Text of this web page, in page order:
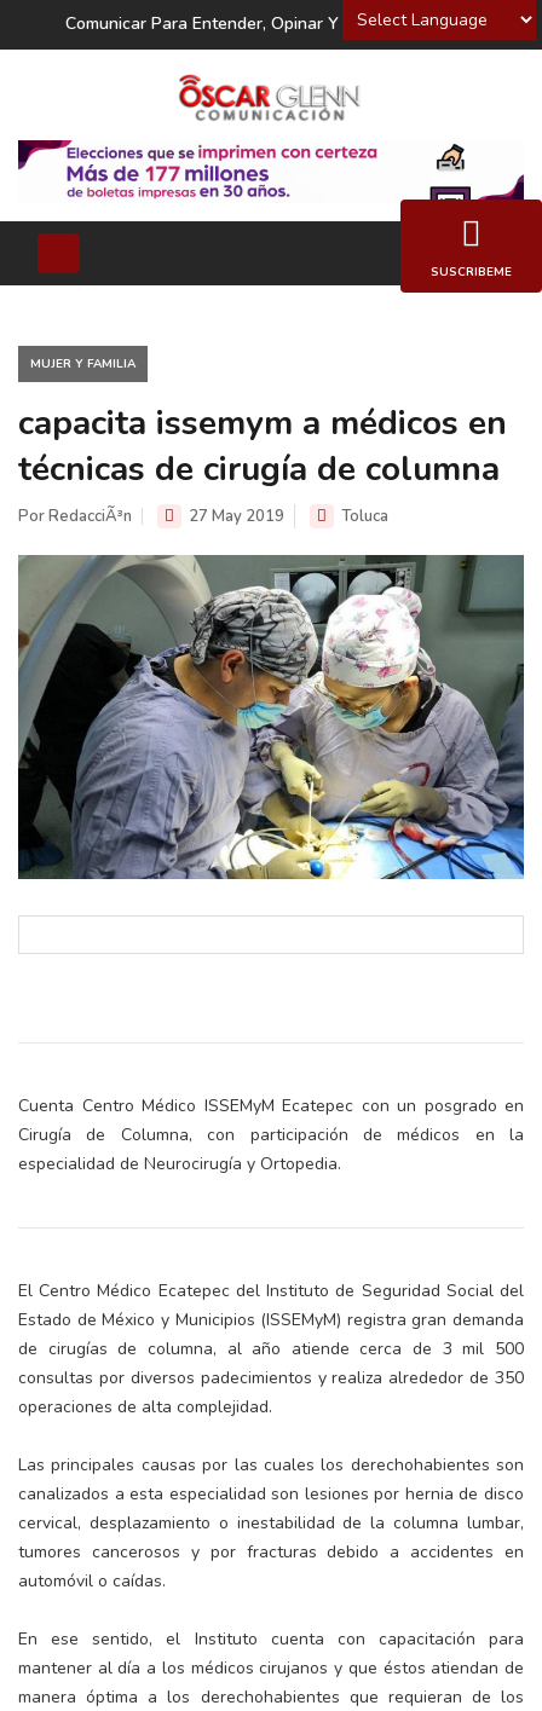
Powered by
Comunicar Para Entender, Opinar Y Decidir
MUJER Y FAMILIA
capacita issemym a médicos en
técnicas de cirugía de columna
Por RedacciÃ³n 27 May 2019 Toluca
Cuenta Centro Médico ISSEMyM Ecatepec con un posgrado en
Cirugía de Columna, con participación de médicos en la
especialidad de Neurocirugía y Ortopedia.
El Centro Médico Ecatepec del Instituto de Seguridad Social del
Estado de México y Municipios (ISSEMyM) registra gran demanda
de cirugías de columna, al año atiende cerca de 3 mil 500
consultas por diversos padecimientos y realiza alrededor de 350
operaciones de alta complejidad.
Las principales causas por las cuales los derechohabientes son
canalizados a esta especialidad son lesiones por hernia de disco
cervical, desplazamiento o inestabilidad de la columna lumbar,
tumores cancerosos y por fracturas debido a accidentes en
automóvil o caídas.
En ese sentido, el Instituto cuenta con capacitación para
mantener al día a los médicos cirujanos y que éstos atiendan de
manera óptima a los derechohabientes que requieran de los
SUSCRIBEME